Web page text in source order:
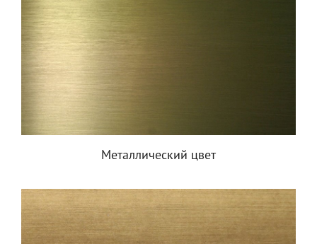
Металлический цвет